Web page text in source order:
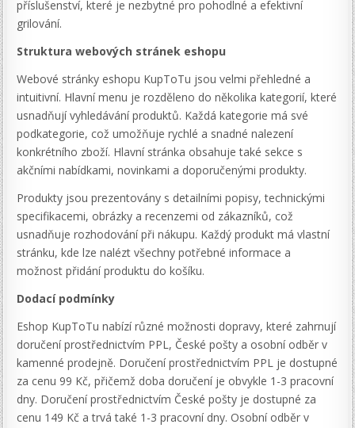
příslušenství, které je nezbytné pro pohodlné a efektivní
grilování.
Struktura webových stránek eshopu
Webové stránky eshopu KupToTu jsou velmi přehledné a
intuitivní. Hlavní menu je rozděleno do několika kategorií, které
usnadňují vyhledávání produktů. Každá kategorie má své
podkategorie, což umožňuje rychlé a snadné nalezení
konkrétního zboží. Hlavní stránka obsahuje také sekce s
akčními nabídkami, novinkami a doporučenými produkty.
Produkty jsou prezentovány s detailními popisy, technickými
specifikacemi, obrázky a recenzemi od zákazníků, což
usnadňuje rozhodování při nákupu. Každý produkt má vlastní
stránku, kde lze nalézt všechny potřebné informace a
možnost přidání produktu do košíku.
Dodací podmínky
Eshop KupToTu nabízí různé možnosti dopravy, které zahrnují
doručení prostřednictvím PPL, České pošty a osobní odběr v
kamenné prodejně. Doručení prostřednictvím PPL je dostupné
za cenu 99 Kč, přičemž doba doručení je obvykle 1-3 pracovní
dny. Doručení prostřednictvím České pošty je dostupné za
cenu 149 Kč a trvá také 1-3 pracovní dny. Osobní odběr v